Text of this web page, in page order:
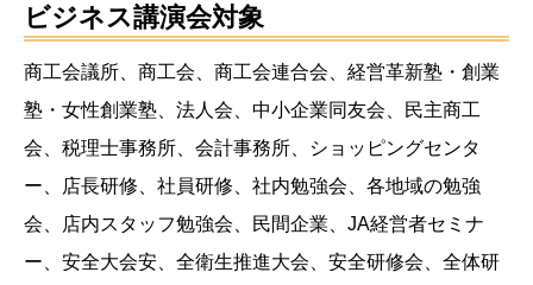
ビジネス講演会対象
商工会議所、商工会、商工会連合会、経営革新塾・創業
塾・女性創業塾、法人会、中小企業同友会、民主商工
会、税理士事務所、会計事務所、ショッピングセンタ
ー、店長研修、社員研修、社内勉強会、各地域の勉強
会、店内スタッフ勉強会、民間企業、JA経営者セミナ
ー、安全大会安、全衛生推進大会、安全研修会、全体研